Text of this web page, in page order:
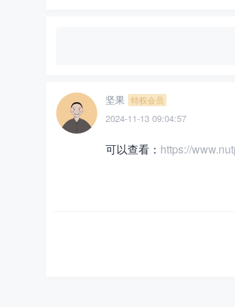
坚果 特权会员
2024-11-13 09:04:57
可以查看： https://